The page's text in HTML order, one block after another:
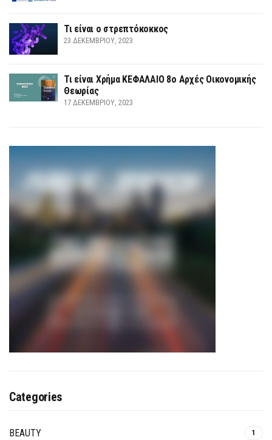
Τι είναι ο στρεπτόκοκκος
23 ΔΕΚΕΜΒΡΊΟΥ, 2023
Τι είναι Χρήμα ΚΕΦΑΛΑΙΟ 8ο Αρχές Οικονομικής
Θεωρίας
17 ΔΕΚΕΜΒΡΊΟΥ, 2023
Categories
BEAUTY 1